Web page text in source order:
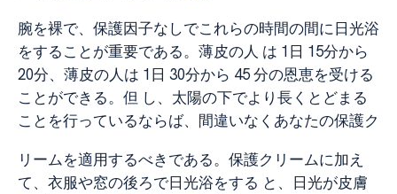
腕を裸で、保護因子なしでこれらの時間の間に日光浴
をすることが重要である。薄皮の人 は 1日 15分から
20分、薄皮の人は 1日 30分から 45 分の恩恵を受ける
ことができる。但 し、太陽の下でより長くとどまる
ことを行っているならば、間違いなくあなたの保護ク
リームを適用するべきである。保護クリームに加え
て、衣服や窓の後ろで日光浴をする と、日光が皮膚